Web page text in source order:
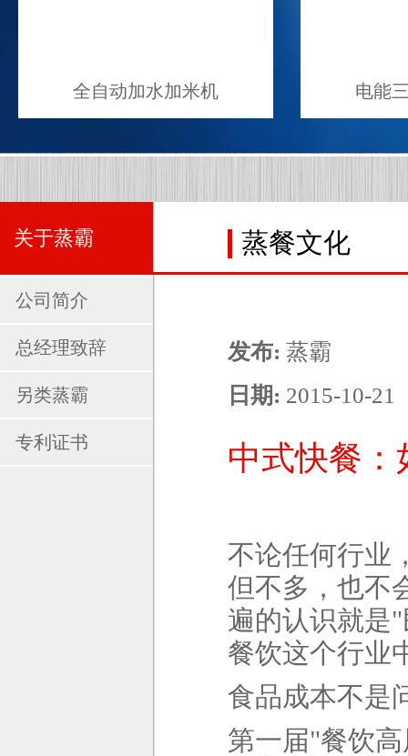
全自动加水加米机 电能
关于蒸霸
公司简介
总经理致辞
另类蒸霸
专利证书
蒸餐文化
发布: 蒸霸
日期: 2015-10-21
中式快餐
不论任何行业
但不多，也不
遍的认识就是"
餐饮这个行业
食品成本不是
第一届"餐饮